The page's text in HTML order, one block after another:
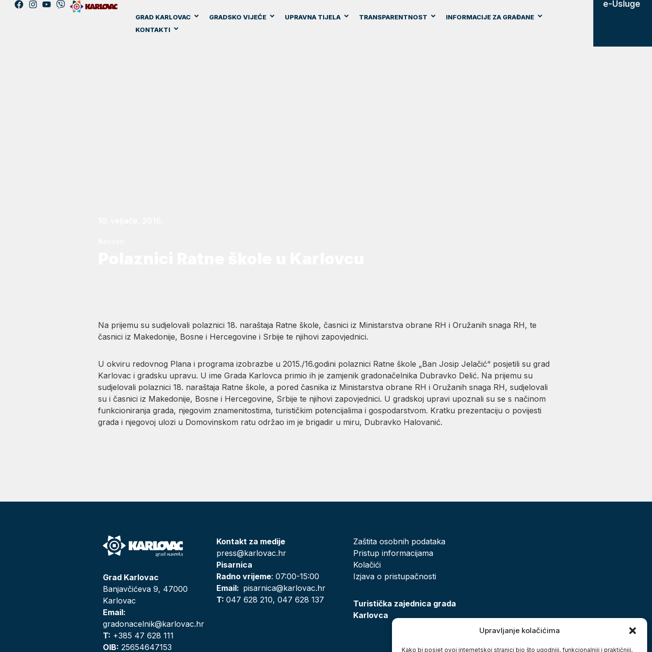
Upravljanje kolačićima
Kako bi posjet ovoj internetskoj stranici bio što ugodniji, funkcionalniji i praktičniji,
GRAD KARLOVAC GRADSKO VIJEĆE UPRAVNA TIJELA TRANSPARENTNOST
INFORMACIJE ZA GRAĐANE
KONTAKTI
e-Usluge
Na prijemu su sudjelovali polaznici 18. naraštaja Ratne škole, časnici iz Ministarstva obrane RH i Oružanih snaga RH, te
časnici iz Makedonije, Bosne i Hercegovine i Srbije te njihovi zapovjednici.
U okviru redovnog Plana i programa izobrazbe u 2015./16.godini polaznici Ratne škole „Ban Josip Jelačić“ posjetili su grad
Karlovac i gradsku upravu. U ime Grada Karlovca primio ih je zamjenik gradonačelnika Dubravko Delić. Na prijemu su
sudjelovali polaznici 18. naraštaja Ratne škole, a pored časnika iz Ministarstva obrane RH i Oružanih snaga RH, sudjelovali
su i časnici iz Makedonije, Bosne i Hercegovine, Srbije te njihovi zapovjednici. U gradskoj upravi upoznali su se s načinom
funkcioniranja grada, njegovim znamenitostima, turističkim potencijalima i gospodarstvom. Kratku prezentaciju o povijesti
grada i njegovoj ulozi u Domovinskom ratu održao im je brigadir u miru, Dubravko Halovanić.
Grad Karlovac
Banjavčićeva 9, 47000
Karlovac
Email:
gradonacelnik@karlovac.hr
T: +385 47 628 111
OIB: 25654647153
Kontakt za medije
press@karlovac.hr
Pisarnica
Radno vrijeme: 07:00-15:00
Email: pisarnica@karlovac.hr
T:047 628 210, 047 628 137
Zaštita osobnih podataka
Pristup informacijama
Kolačići
Izjava o pristupačnosti
Turistička zajednica grada
Karlovca